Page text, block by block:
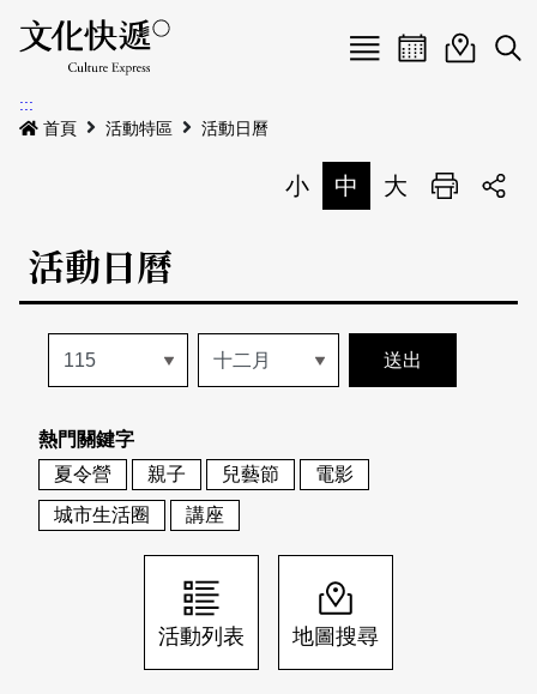
Menu
最新公告
本期專題
歷史專題
活動特區
活動列表
地圖搜尋
關於我們
關於我們
刊物索取地點
會員基本資料
刊登活動
網站導覽 English
日本語 登入/註冊
活動日曆活動地圖
展
:::
首頁
活動特區 活動日曆
小 中 大 列印
活動日曆
熱門關鍵字
夏令營
親子 兒藝節
電影
城市生活圈
講座
活動列表 地圖搜尋